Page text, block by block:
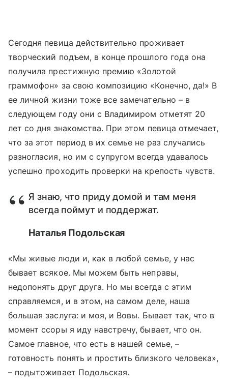
Сегодня певица действительно проживает
творческий подъем, в конце прошлого года она
получила престижную премию «Золотой
граммофон» за свою композицию «Конечно, да!» В
ее личной жизни тоже все замечательно – в
следующем году они с Владимиром отметят 20
лет со дня знакомства. При этом певица отмечает,
что за этот период в их семье не раз случались
разногласия, но им с супругом всегда удавалось
успешно проходить проверки на крепость чувств.
Я знаю, что приду домой и там меня
всегда поймут и поддержат.
Наталья Подольская
«Мы живые люди и, как в любой семье, у нас
бывает всякое. Мы можем быть неправы,
недопонять друг друга. Но мы всегда с этим
справляемся, и в этом, на самом деле, наша
большая заслуга: и моя, и Вовы. Бывает так, что в
момент ссоры я иду навстречу, бывает, что он.
Самое главное, что есть в нашей семье, –
готовность понять и простить близкого человека»,
– подытоживает Подольская.